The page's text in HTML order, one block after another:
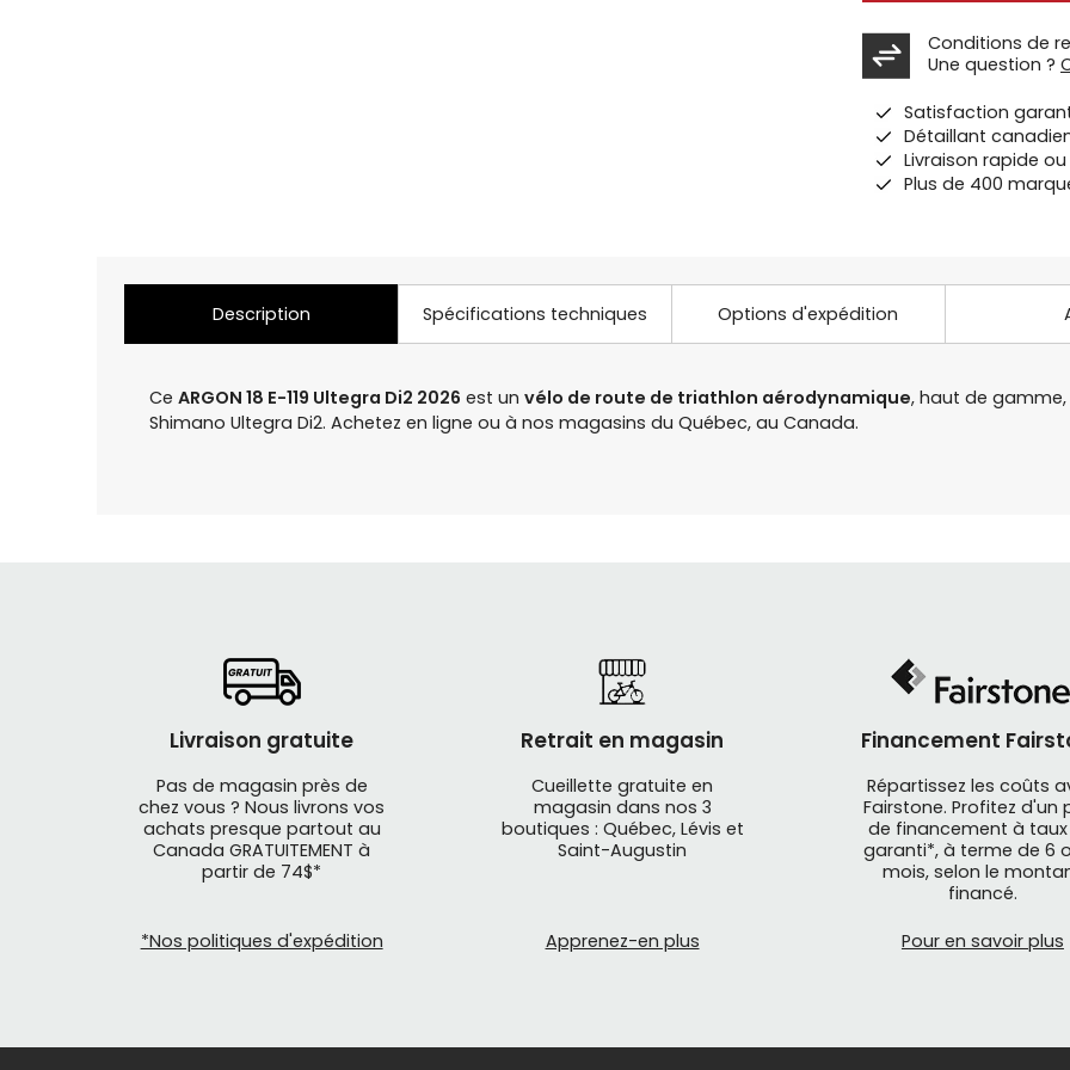
Conditions de
Une question ?
Satisfaction
Détaillant
Livraison rapide
Plus de 400
Description Spécifications techniques Options d'expédition
Ce ARGON 18 E-119 Ultegra Di2 2026 est un vélo de route de triathlon aérodynamique, haut de
Shimano Ultegra Di2. Achetez en ligne ou à nos magasins du Québec, au Canada.
Livraison gratuite
Pas de magasin près de
chez vous ? Nous livrons vos
achats presque partout au
Canada GRATUITEMENT à
partir de 74$*
*Nos politiques d'expédition
Retrait en magasin
Cueillette gratuite en
magasin dans nos 3
boutiques : Québec, Lévis et
Saint-Augustin
Apprenez-en plus
Financement
Répartissez les coûts
Fairstone. Profitez d'un
de financement à taux
garanti*, à terme de 6
mois, selon le
financé.
Pour en savoir plus